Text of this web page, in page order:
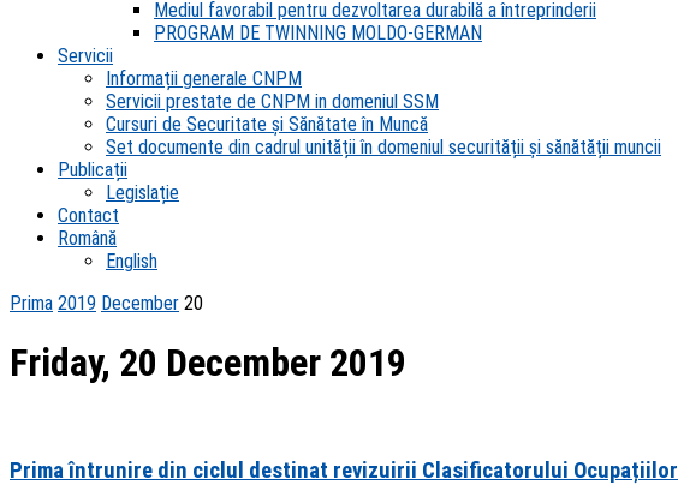
Mediul favorabil pentru dezvoltarea durabilă a întreprinderii
PROGRAM DE TWINNING MOLDO-GERMAN
Servicii
Informații generale CNPM
Servicii prestate de CNPM in domeniul SSM
Cursuri de Securitate și Sănătate în Muncă
Set documente din cadrul unității în domeniul securității și sănătății muncii
Publicații
Legislație
Contact
Română
English
Prima 2019 December 20
Friday, 20 December 2019
Prima întrunire din ciclul destinat revizuirii Clasificatorului Ocupațiilor